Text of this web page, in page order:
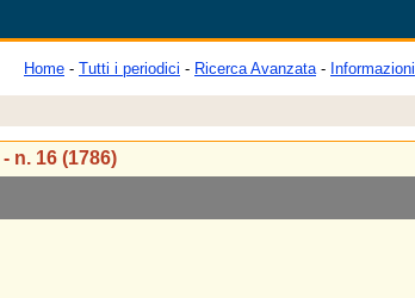
Home - Tutti i periodici - Ricerca Avanzata- Informazioni
- n. 16 (1786)